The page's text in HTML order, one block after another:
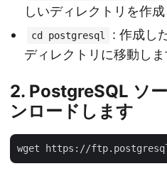
しいディレクトリを作成
cd postgresql : 作成し
ディレクトリに移動しま
2. PostgreSQL ソ
ンロードします